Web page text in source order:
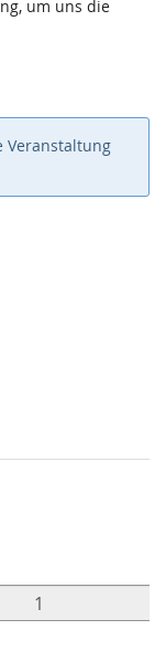
um uns die
Veranstaltung